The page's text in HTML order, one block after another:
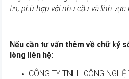
tín, phù hợp với nhu cầu và lĩnh vực
Nếu cần tư vấn thêm về chữ ký
lòng liên hệ:
CÔNG TY TNHH CÔNG NGHỆ